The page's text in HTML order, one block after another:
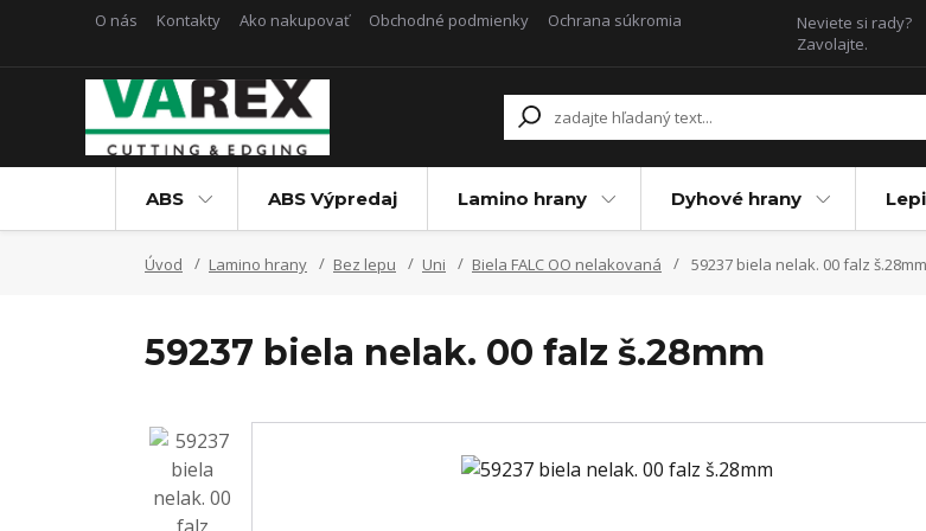
O nás Kontakty Ako nakupovať Obchodné podmienky Ochrana súkromia
Neviete si rady?
Zavolajte.
ABS ABS Výpredaj Lamino hrany Dyhové hrany
Úvod Lamino hrany Bez lepu Uni Biela FALC OO nelakovaná 59237 biela nelak. 00 falz š.28mm
59237 biela nelak. 00 falz š.28mm